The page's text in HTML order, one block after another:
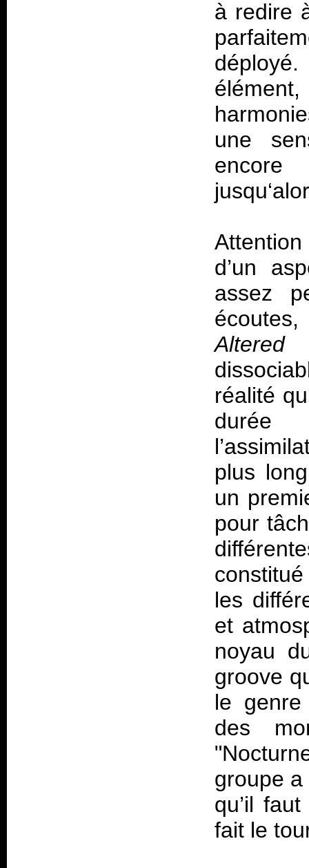
à redire
une
d’un
assez
Altered
réalité
durée
plus
un
pour
les
et
noyau
groove
le genre
des
groupe
qu’il
fait le